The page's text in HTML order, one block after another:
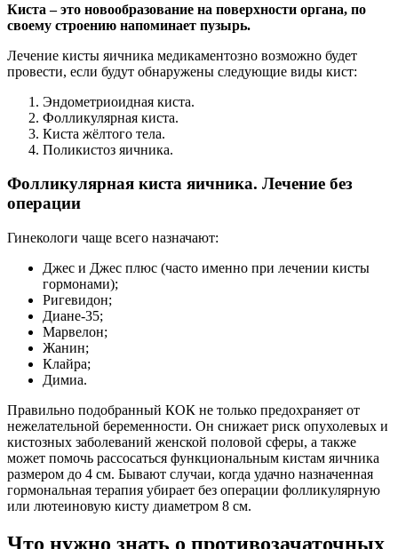
Киста – это новообразование на поверхности органа, по
своему строению напоминает пузырь.
Лечение кисты яичника медикаментозно возможно будет
провести, если будут обнаружены следующие виды кист:
Эндометриоидная киста.
Фолликулярная киста.
Киста жёлтого тела.
Поликистоз яичника.
Фолликулярная киста яичника. Лечение без
операции
Гинекологи чаще всего назначают:
Джес и Джес плюс (часто именно при лечении кисты
гормонами);
Ригевидон;
Диане-35;
Марвелон;
Жанин;
Клайра;
Димиа.
Правильно подобранный КОК не только предохраняет от
нежелательной беременности. Он снижает риск опухолевых и
кистозных заболеваний женской половой сферы, а также
может помочь рассосаться функциональным кистам яичника
размером до 4 см. Бывают случаи, когда удачно назначенная
гормональная терапия убирает без операции фолликулярную
или лютеиновую кисту диаметром 8 см.
Что нужно знать о противозачаточных